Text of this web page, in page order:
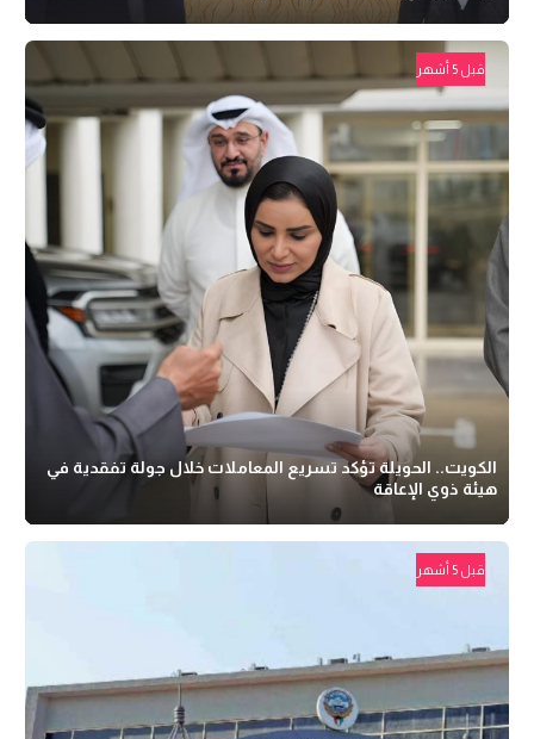
قبل 5 أشهر
الكويت.. الحويلة تؤكد تسريع المعاملات خلال جولة تفقدية في
هيئة ذوي الإعاقة
قبل 5 أشهر